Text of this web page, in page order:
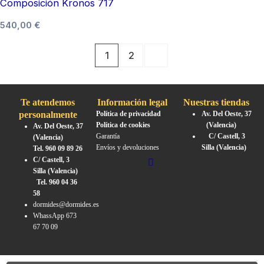
en
la
múltiples
variantes.
pueden
elegir
página
producto
Composición Kronos 717
original
era:
720,00 €.
540,00 €
actual
es:
540,00 €.
1 2
Te atendemos
personalmente
Av. Del Oeste, 37
(Valencia)
Tel. 960 09 89 26
C/ Castell, 3
Silla (Valencia)
Tel. 960 04 36
58
dormides@dormides.es
WhassApp 673
67 70 09
Información legal
Política de privacidad
Política de cookies
Garantía
Envíos y devoluciones
Nuestras tiendas
Av. Del Oeste, 37
(Valencia)
C/ Castell, 3
Silla (Valencia)